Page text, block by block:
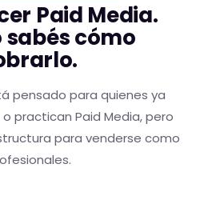
Paid Media.
sabés cómo
pensado para quienes ya
practican Paid Media, pero
para venderse como